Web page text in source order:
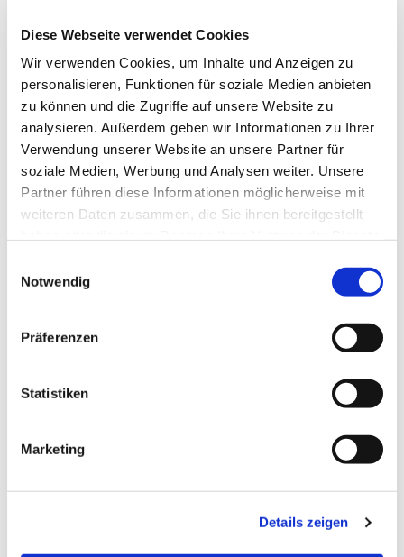
Diese Webseite verwendet Cookies
Wir verwenden Cookies, um Inhalte und Anzeigen zu
personalisieren, Funktionen für soziale Medien anbieten
zu können und die Zugriffe auf unsere Website zu
analysieren. Außerdem geben wir Informationen zu Ihrer
Verwendung unserer Website an unsere Partner für
soziale Medien, Werbung und Analysen weiter. Unsere
Partner führen diese Informationen möglicherweise mit
weiteren Daten zusammen, die Sie ihnen bereitgestellt
Notwendig
Präferenzen
Statistiken
Marketing
Details zeigen
Dies könnte Sie auch